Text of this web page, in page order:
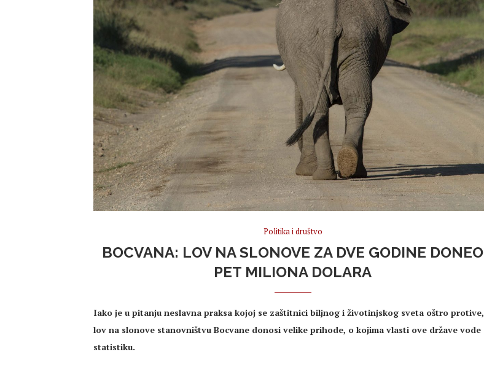
Politika i društvo
BOCVANA: LOV NA SLONOVE ZA DVE GODINE DONEO
PET MILIONA DOLARA
Iako je u pitanju neslavna praksa kojoj se zaštitnici biljnog i životinjskog sveta oštro protive,
lov na slonove stanovništvu Bocvane donosi velike prihode, o kojima vlasti ove države vode
statistiku.